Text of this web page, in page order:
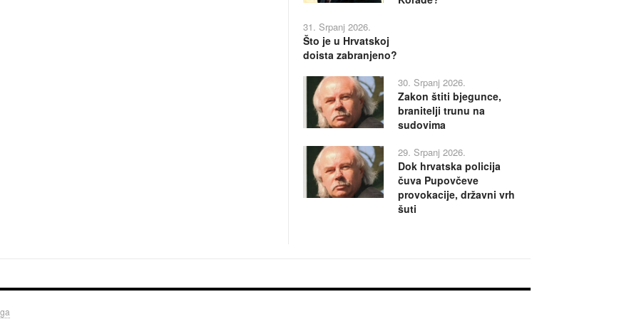
31. Srpanj 2026.
Što je u Hrvatskoj
doista zabranjeno?
30. Srpanj 2026.
Zakon štiti bjegunce,
branitelji trunu na
sudovima
29. Srpanj 2026.
Dok hrvatska policija
čuva Pupovčeve
provokacije, državni vrh
šuti